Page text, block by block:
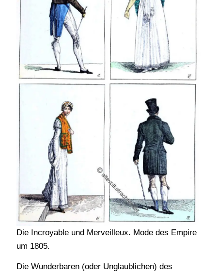
Die Incroyable und Merveilleux. Mode des Empire
um 1805.
Die Wunderbaren (oder Unglaublichen) des